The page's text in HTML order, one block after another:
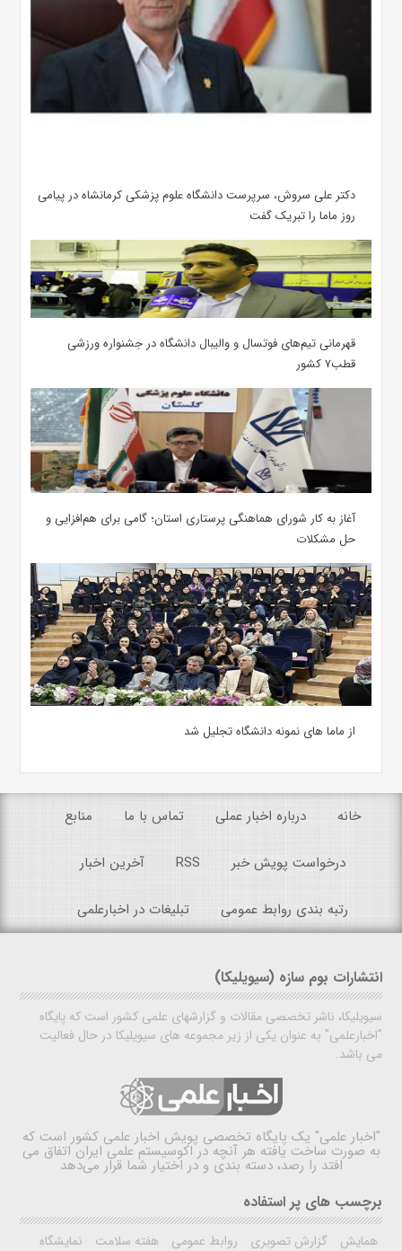
دکتر علی سروش، سرپرست دانشگاه علوم پزشکی کرمانشاه در پیامی
روز ماما را تبریک گفت
قهرمانی تیم‌های فوتسال و والیبال دانشگاه در جشنواره ورزشی
قطب۷ کشور
آغاز به کار شورای هماهنگی پرستاری استان؛ گامی برای هم‌افزایی و
حل مشکلات
از ماما های نمونه دانشگاه تجلیل شد
خانه درباره اخبار عملی تماس با ما منابع
درخواست پویش خبر RSS آخرین اخبار
رتبه بندی روابط عمومی تبلیغات در اخبارعلمی
انتشارات بوم سازه (سیویلیکا)
سیویلیکا، ناشر تخصصی مقالات و گزارشهای علمی کشور است که پایگاه
"اخبارعلمی" به عنوان یکی از زیر مجموعه های سیویلیکا در حال فعالیت
می باشد.
"اخبار علمی" یک پایگاه تخصصی پویش اخبار علمی کشور است که
به صورت ساخت یافته هر آنچه در اکوسیستم علمی ایران اتفاق می
افتد را رصد، دسته بندی و در اختیار شما قرار می‌دهد
برچسب های پر استفاده
همایش گزارش تصویری روابط عمومی هفته سلامت
نمایشگاه